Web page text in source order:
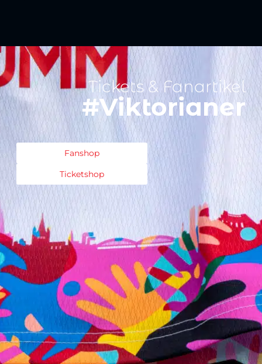
Tickets & Fanartikel
#Viktorianer
Fanshop
Ticketshop